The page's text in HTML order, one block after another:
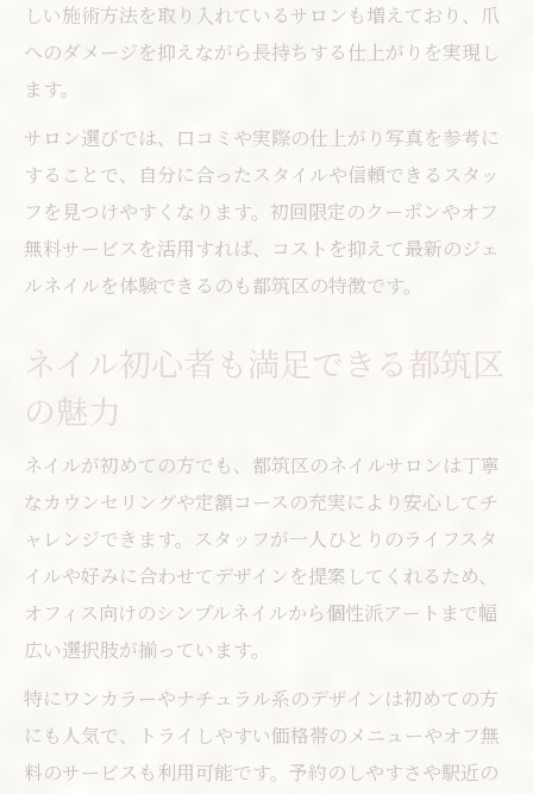
ネイル選びで気分転換を楽しむコツ
ワンカラーやニュアンスネイルの活用法
話題のジェルネイルに挑戦するなら
ジェルネイル初心者も安心の選び方
ネイルサロン選びで重視したいポイント
ジェルネイルの持ちを良くする秘訣
トレンドも叶う都筑区のネイル最新案内
ネイルサロンで叶うトレンドデザイン
注目のパラジェルやフィルイン施術とは
オンライン予約で便利なネイルサロン選び
口コミから選ぶ失敗しないネイル選び
ネイル選びで参考にしたい口コミ利用法
都筑区で評判の良いネイルサロン特集
口コミでわかるサロンの施術満足度
しい施術方法を取り入れているサロンも増えており、爪
へのダメージを抑えながら長持ちする仕上がりを実現し
ます。
サロン選びでは、口コミや実際の仕上がり写真を参考に
することで、自分に合ったスタイルや信頼できるスタッ
フを見つけやすくなります。初回限定のクーポンやオフ
無料サービスを活用すれば、コストを抑えて最新のジェ
ルネイルを体験できるのも都筑区の特徴です。
ネイル初心者も満足できる都筑区
の魅力
ネイルが初めての方でも、都筑区のネイルサロンは丁寧
なカウンセリングや定額コースの充実により安心してチ
ャレンジできます。スタッフが一人ひとりのライフスタ
イルや好みに合わせてデザインを提案してくれるため、
オフィス向けのシンプルネイルから個性派アートまで幅
広い選択肢が揃っています。
特にワンカラーやナチュラル系のデザインは初めての方
にも人気で、トライしやすい価格帯のメニューやオフ無
料のサービスも利用可能です。予約のしやすさや駅近の